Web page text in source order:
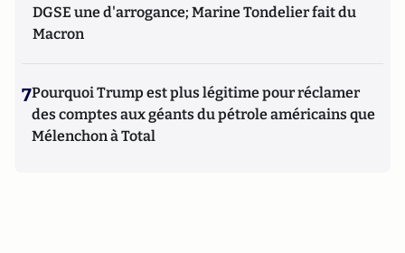
DGSE une d'arrogance; Marine Tondelier fait du
Macron
7Pourquoi Trump est plus légitime pour réclamer
des comptes aux géants du pétrole américains que
Mélenchon à Total